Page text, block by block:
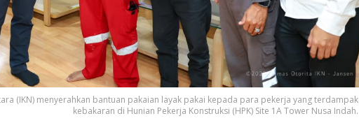
(IKN) menyerahkan bantuan pakaian layak pakai kepada para pekerja yang terdampak
kebakaran di Hunian Pekerja Konstruksi (HPK) Site 1A Tower Nusa Indah.